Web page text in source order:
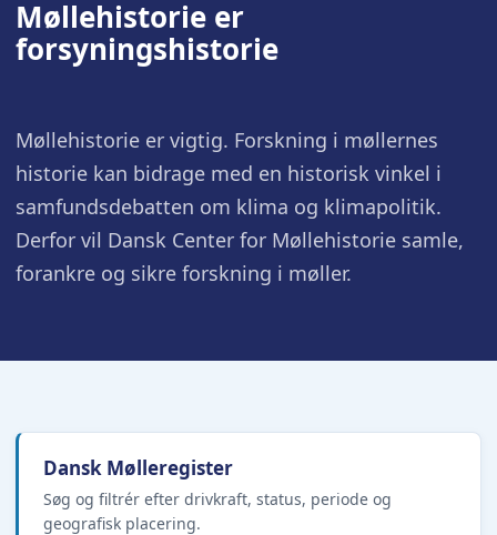
Møllehistorie er
forsyningshistorie
Møllehistorie er vigtig. Forskning i møllernes
historie kan bidrage med en historisk vinkel i
samfundsdebatten om klima og klimapolitik.
Derfor vil Dansk Center for Møllehistorie samle,
forankre og sikre forskning i møller.
Dansk Mølleregister
Søg og filtrér efter drivkraft, status, periode og
geografisk placering.